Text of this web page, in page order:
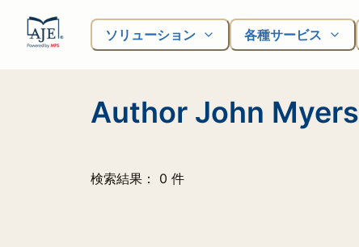
ソリューション 各種サービス
Author John Myers
検索結果： 0 件